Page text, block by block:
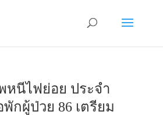
นีไฟย่อย ประจำ
กผู้ป่วย 86 เตรียม